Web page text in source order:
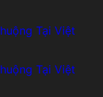
Tại Việt
Tại Việt